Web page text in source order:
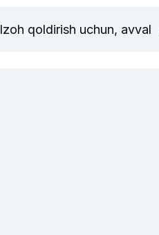
Izoh qoldirish uchun, avval